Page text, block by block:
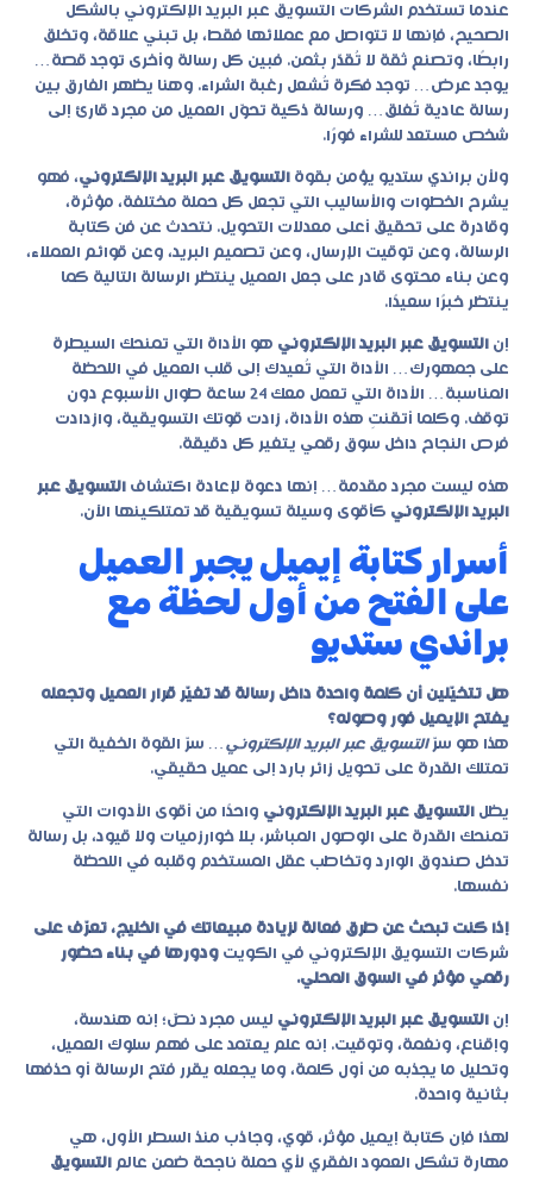
عندما تستخدم الشركات التسويق عبر البريد الإلكتروني بالشكل
الصحيح، فإنها لا تتواصل مع عملائها فقط، بل تبني علاقة، وتخلق
رابطًا، وتصنع ثقة لا تُقدّر بثمن. فبين كل رسالة وأخرى توجد قصة…
يوجد عرض… توجد فكرة تُشعل رغبة الشراء. وهنا يظهر الفارق بين
رسالة عادية تُغلق… ورسالة ذكية تحوّل العميل من مجرد قارئ إلى
شخص مستعد للشراء فورًا.
ولأن براندي ستديو يؤمن بقوة التسويق عبر البريد الإلكتروني، فهو
يشرح الخطوات والأساليب التي تجعل كل حملة مختلفة، مؤثرة،
وقادرة على تحقيق أعلى معدلات التحويل. نتحدث عن فن كتابة
الرسالة، وعن توقيت الإرسال، وعن تصميم البريد، وعن قوائم العملاء،
وعن بناء محتوى قادر على جعل العميل ينتظر الرسالة التالية كما
ينتظر خبرًا سعيدًا.
إن التسويق عبر البريد الإلكتروني هو الأداة التي تمنحك السيطرة
على جمهورك… الأداة التي تُعيدك إلى قلب العميل في اللحظة
المناسبة… الأداة التي تعمل معك 24 ساعة طوال الأسبوع دون
توقف. وكلما أتقنتِ هذه الأداة، زادت قوتك التسويقية، وازدادت
فرص النجاح داخل سوق رقمي يتغير كل دقيقة.
هذه ليست مجرد مقدمة… إنها دعوة لإعادة اكتشاف التسويق عبر
البريد الإلكتروني كأقوى وسيلة تسويقية قد تمتلكينها الآن.
أسرار كتابة إيميل يجبر العميل
على الفتح من أول لحظة مع
براندي ستديو
هل تتخيّلين أن كلمة واحدة داخل رسالة قد تغيّر قرار العميل وتجعله
يفتح الإيميل فور وصوله؟
هذا هو سرّالتسويق عبر البريد الإلكتروني … سرّ القوة الخفية التي
تمتلك القدرة على تحويل زائر بارد إلى عميل حقيقي.
يظل التسويق عبر البريد الإلكتروني واحدًا من أقوى الأدوات التي
تمنحك القدرة على الوصول المباشر، بلا خوارزميات ولا قيود، بل رسالة
تدخل صندوق الوارد وتخاطب عقل المستخدم وقلبه في اللحظة
نفسها.
إذا كنت تبحث عن طرق فعالة لزيادة مبيعاتك في الخليج، تعرّف على
شركات التسويق الإلكتروني في الكويت ودورها في بناء حضور
رقمي مؤثر في السوق المحلي.
إن التسويق عبر البريد الإلكتروني ليس مجرد نصّ؛ إنه هندسة،
وإقناع، ونغمة، وتوقيت. إنه علم يعتمد على فهم سلوك العميل،
وتحليل ما يجذبه من أول كلمة، وما يجعله يقرر فتح الرسالة أو حذفها
بثانية واحدة.
لهذا فإن كتابة إيميل مؤثر، قوي، وجاذب منذ السطر الأول، هي
مهارة تشكل العمود الفقري لأي حملة ناجحة ضمن عالم التسويق